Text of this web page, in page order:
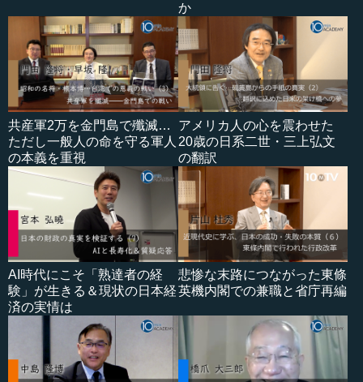
か
共産軍2万を金門島で殲滅…
ただし一般人の命を守る軍人
の本義を重視
アメリカ人の心を震わせた
20歳の日系二世・三上弘文
の翻訳
AI時代にこそ「熟達者の経
験」が生きる＆現状の日本経
済の実情は
悲惨な末路につながった東條
英機内閣での兼職と省庁再編